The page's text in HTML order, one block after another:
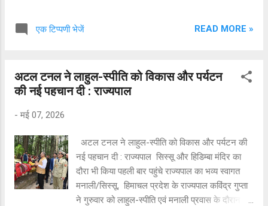
करते हुए सहायक आयुक्त ने सभी से आग्रह किया की वे
जागरूकता अभियान बढाने का प्रयास करे तथा वित्तीय
साक्षरता कैंप समय समय पर विभिन्न विभागों के साथ
बैंक की योजनाएं तथा इस का लाभ लेने की प्रक्रिया के
बारे में ग्रामीण क्षेत्र में जा कर लोगों को इसकी जानकारी
दें। उन्होंने कहा कि महिला सशक्तिकरण तथा युवाओं के
उद्यमिता विकास के बारे में जनता तक जानकारी पहुंचाने के
लिए कार्य करने की आवश्यकता है। उन्होंने ब...
एक टिप्पणी भेजें READ MORE »
अटल टनल ने लाहुल-स्पीति को विकास और पर्यटन
की नई पहचान दी : राज्यपाल
- मई 07, 2026
अटल टनल ने लाहुल-स्पीति को विकास और पर्यटन की
नई पहचान दी : राज्यपाल सिस्सू और हिडिम्बा मंदिर का
दौरा भी किया पहली बार पहुंचे राज्यपाल का भव्य स्वागत
मनाली/सिस्सू, हिमाचल प्रदेश के राज्यपाल कविंद्र गुप्ता
ने गुरुवार को लाहुल-स्पीति एवं मनाली प्रवास के दौरान